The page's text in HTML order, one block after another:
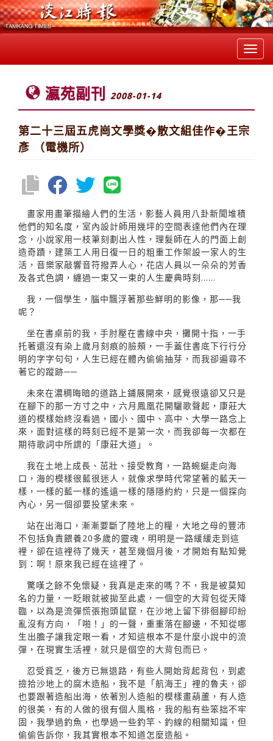
瀛苑副刊 2008-01-14
第二十三屆五虎崗文學獎�散文組佳作�王宗
彥 （電機所）
畫家用畫筆描繪人們的生活，影藝人員用八卦新聞堆積
他們的知名度，室內設計師用幾坪的空間表達他們內在理
念，小說家用一枝筆刻劃出人性，理髮師在人的門面上創
造奇蹟，建築工人用日復一日的粗重工作架設一家人的生
活，音樂家敲響音符撥弄人心，花店人員以一朵朵的芳香
及各式色調，纏過一束又一束的人生慶典時刻……
我，一個學生，腦中飄浮著那些鮮明的影像，那──我
呢？
坐在書桌前的我，手肘壓在書線中央，攤開十指，一手
托著還沒有染上歲月刻痕的臉頰，一手蓋住書底下行行分
明的字字句句，人生已經在體內偷偷抽芽，而我卻遍尋不
著它的蹤跡──
未來在濃稠晦暗的道路上鋪展開來，感覺很遠卻又只是
在腳下的那一方寸之中，六月鳳凰花開驪歌聲起，康莊大
道的模樣始終沒看過，國小、國中、高中、大學一路念上
來，面對這樣的時刻已經不是第一次，而我卻每一次都在
期待歌詞中所謂的「康莊大道」。
我在土地上成長、茁壯、接受教育，一路蜿蜒走向海
口，海的模樣很藍很迷人，就像求學時代常望著的藍天一
樣，一樣的藍一樣的遙遠一樣的隱隱約約，只是一個探向
內心，另一個卻要投望未來。
站在出海口，漸漸要斷了陸地上的糧，大地之母的豐沛
不包括負責餵養20多歲的靈魂，明明是一路緩緩走到這
裡，卻在這裡待了幾天，甚至幾個月後，才開始有點知覺
到：啊！原來我已經在這裡了。
驚嘆之餘不免懷疑，我真是走來的嗎？不，我是被莫知
名的力量，一眨眼就被拋至此處，一個空的大背包從天降
臨，以為是流彈慌張抱頭鼠竄，在沙地上留下徘徊腳印紛
亂沒有方向，「啪！」的一聲，重重落在腳邊，不知從哪
生出膽子讓我定眼一看，才知這根本不是什麼小說中的流
彈，在現實生活裡，就只是個空的大背包而已。
忍受貧乏，後方已無退路，有些人開始背起背包，到處
撿拾沙地上的腐木造船，我不是「航海王」裡的魯夫，卻
也要跟著造船出海，依著別人造船的模樣畫葫蘆，有人造
的很美，有的人做的很有個人風格，我的船有些笨拙不牢
固，我學過釣魚，也學過一些釣竿、釣線的相關知識，但
偷偷告訴你，我其實根本不知道怎麼造船。